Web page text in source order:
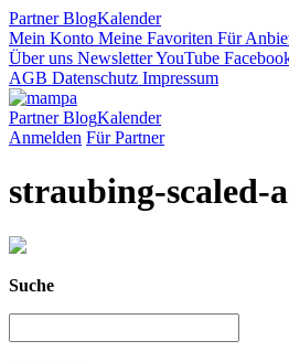
PartnerBlogKalender
Mein Konto Meine Favoriten Für
Über uns NewsletterYouTube
AGB Datenschutz Impressum
PartnerBlogKalender
Anmelden Für Partner
straubing-scaled-
Suche